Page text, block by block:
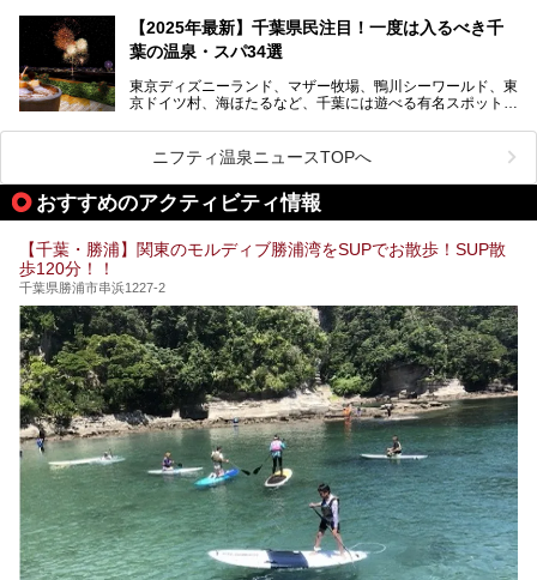
設備も天然温泉の露天風呂、サウナ、岩盤浴のほか、高濃度
炭酸泉、海の見えるお休み処や食事処、展望抜群の屋上ま
で、年代を問わずたっぷり楽しめます。
今回は人気のこの施設の中でも、特におススメしたい3つの
ポイントについて厳選してお届けします。読めばきっと、行
【2025年最新】千葉県民注目！一度は入るべき千
葉の温泉・スパ34選
東京ディズニーランド、マザー牧場、鴨川シーワールド、東
京ドイツ村、海ほたるなど、千葉には遊べる有名スポットが
県で生まれ、千葉県で育ち、つい最近まで千葉在住だった私
がお勧めする、一度は入るべき千葉の温泉・スパ34選をま
とめました。
ニフティ温泉ニュースTOPへ
おすすめのアクティビティ情報
【千葉・勝浦】関東のモルディブ勝浦湾をSUPでお散歩！SUP散
歩120分！！
千葉県勝浦市串浜1227-2